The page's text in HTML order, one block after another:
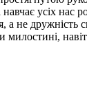
усіх нас
а не